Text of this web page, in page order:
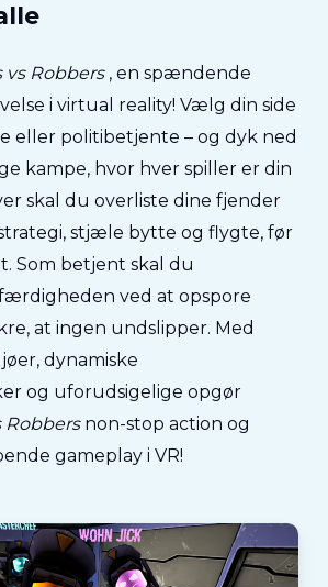
vs Robbers, en spændende
i virtual reality! Vælg din side
eller politibetjente – og dyk ned
kampe, hvor hver spiller er din
skal du overliste dine fjender
stjæle bytte og flygte, før
Som betjent skal du
ved at opspore
at ingen undslipper. Med
dynamiske
og uforudsigelige opgør
Robbersnon-stop action og
gameplay i VR!